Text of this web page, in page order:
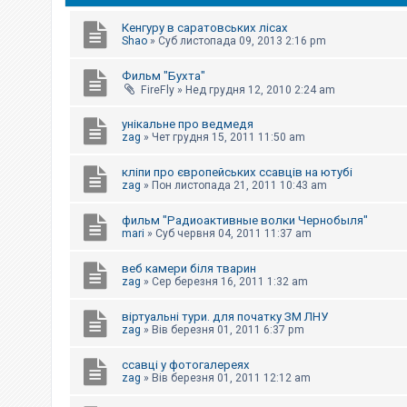
Кенгуру в саратовських лісах
Shao » Суб листопада 09, 2013 2:16 pm
Фильм "Бухта"
FireFly » Нед грудня 12, 2010 2:24 am
унікальне про ведмедя
zag » Чет грудня 15, 2011 11:50 am
кліпи про європейських ссавців на ютубі
zag » Пон листопада 21, 2011 10:43 am
фильм "Радиоактивные волки Чернобыля"
mari » Суб червня 04, 2011 11:37 am
веб камери біля тварин
zag » Сер березня 16, 2011 1:32 am
віртуальні тури. для початку ЗМ ЛНУ
zag » Вів березня 01, 2011 6:37 pm
ссавці у фотогалереях
zag » Вів березня 01, 2011 12:12 am